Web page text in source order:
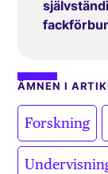
ÄMNEN I
Forskning